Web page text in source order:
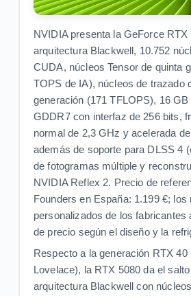
NVIDIA presenta la GeForce RTX
arquitectura Blackwell, 10.752
CUDA, núcleos Tensor de quinta
TOPS de IA), núcleos de trazado
generación (171 TFLOPS), 16
GDDR7 con interfaz de 256 bits,
normal de 2,3 GHz y acelerada
además de soporte para DLSS 4
de fotogramas múltiple y
NVIDIA Reflex 2. Precio de
Founders en España: 1.199 €; los
personalizados de los fabricantes
de precio según el diseño y la
Respecto a la generación RTX 40
Lovelace), la RTX 5080 da el
arquitectura Blackwell con